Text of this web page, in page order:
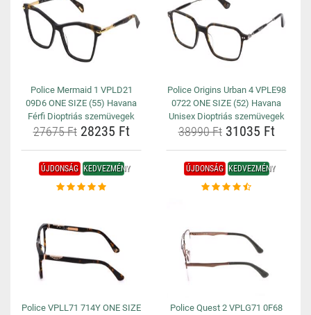
Police Mermaid 1 VPLD21
09D6 ONE SIZE (55) Havana
Férfi Dioptriás szemüvegek
27675 Ft28235 Ft
Police Origins Urban 4 VPLE98
0722 ONE SIZE (52) Havana
Unisex Dioptriás szemüvegek
38990 Ft31035 Ft
ÚJDONSÁG KEDVEZMÉNY
Police VPLL71 714Y ONE SIZE
ÚJDONSÁG KEDVEZMÉNY
Police Quest 2 VPLG71 0F68